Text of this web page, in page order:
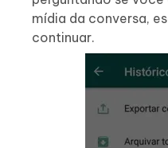
mídia da conversa,
continuar.